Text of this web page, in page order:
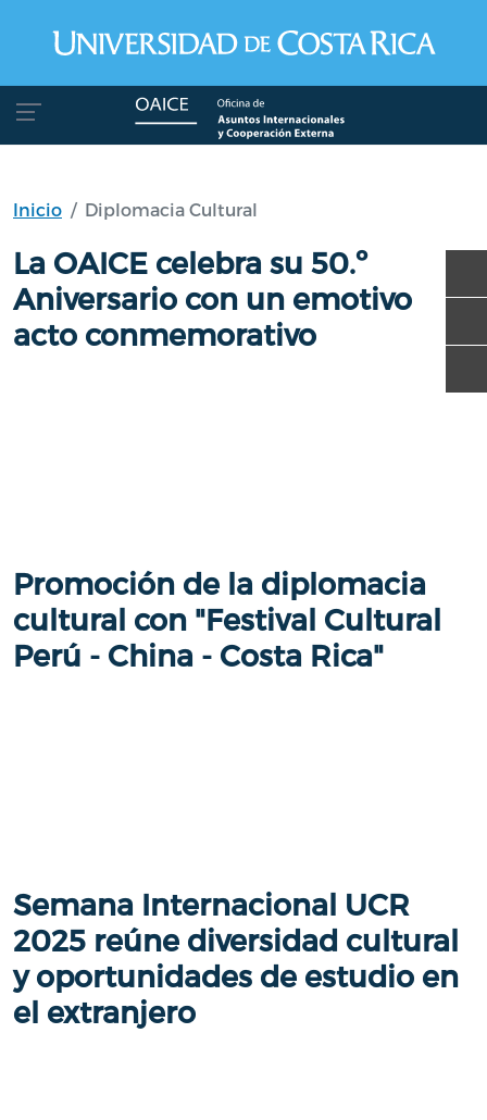
Inicio Diplomacia Cultural
La OAICE celebra su 50.º
Aniversario con un emotivo
acto conmemorativo
Promoción de la diplomacia
cultural con "Festival Cultural
Perú - China - Costa Rica"
Semana Internacional UCR
2025 reúne diversidad cultural
y oportunidades de estudio en
el extranjero